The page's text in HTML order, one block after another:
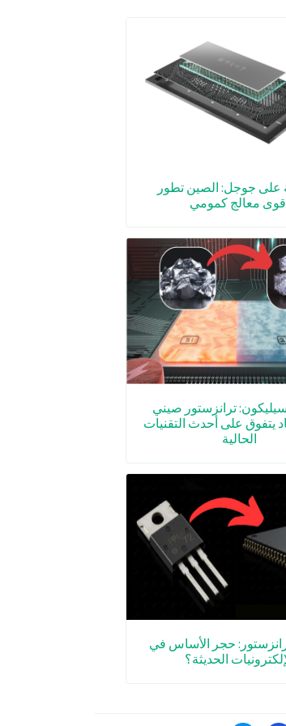
على جوجل: الصين تطور
معالج كمومي
ترانزستور صيني
يتفوق على أحدث التقنيات
الحالية
حجر الأساس في
الحديثة؟